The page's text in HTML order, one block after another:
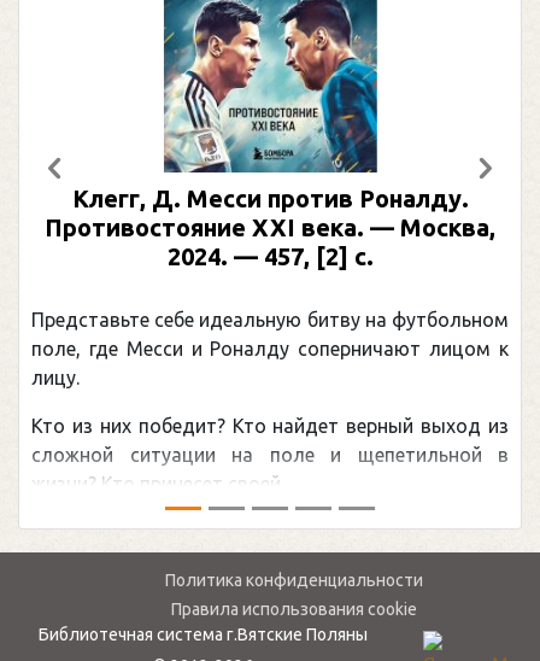
против Роналду.
XXI века. — Москва,
битву на футбольном
соперничают лицом к
Кто найдет верный выход из
на поле и щепетильной в
своей ...
Рабинер, И. Я.
Москва, 2024
обсуждаемая
мире.Перед сезоном
Предыдущий
Политика конфиденциальности
Правила использования cookie
Библиотечная система г.Вятские Поляны